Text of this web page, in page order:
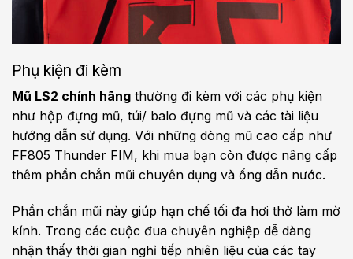
Phụ kiện đi kèm
Mũ LS2 chính hãng thường đi kèm với các phụ kiện
như hộp đựng mũ, túi/ balo đựng mũ và các tài liệu
hướng dẫn sử dụng. Với những dòng mũ cao cấp như
FF805 Thunder FIM, khi mua bạn còn được nâng cấp
thêm phần chắn mũi chuyên dụng và ống dẫn nước.
Phần chắn mũi này giúp hạn chế tối đa hơi thở làm mờ
kính. Trong các cuộc đua chuyên nghiệp dễ dàng
nhận thấy thời gian nghỉ tiếp nhiên liệu của các tay